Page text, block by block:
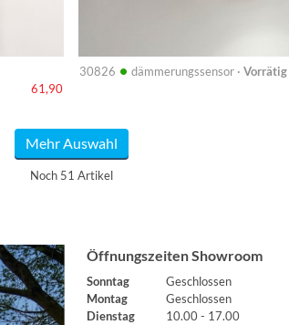
61,90
30826 • dämmerungssensor · Vorrätig
Mehr Auswahl
Noch 51 Artikel
Öffnungszeiten Showroom
Sonntag
Geschlossen
Montag
Geschlossen
Dienstag
10.00 - 17.00